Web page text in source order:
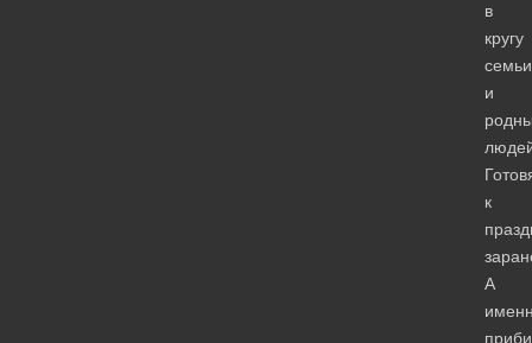
в
кругу
семьи
и
к
А